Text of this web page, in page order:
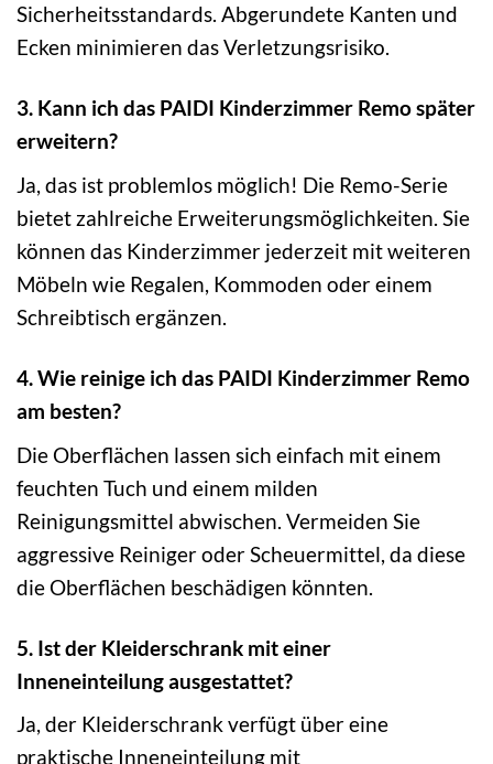
Sicherheitsstandards. Abgerundete Kanten und
Ecken minimieren das Verletzungsrisiko.
3. Kann ich das PAIDI Kinderzimmer Remo später
erweitern?
Ja, das ist problemlos möglich! Die Remo-Serie
bietet zahlreiche Erweiterungsmöglichkeiten. Sie
können das Kinderzimmer jederzeit mit weiteren
Möbeln wie Regalen, Kommoden oder einem
Schreibtisch ergänzen.
4. Wie reinige ich das PAIDI Kinderzimmer Remo
am besten?
Die Oberflächen lassen sich einfach mit einem
feuchten Tuch und einem milden
Reinigungsmittel abwischen. Vermeiden Sie
aggressive Reiniger oder Scheuermittel, da diese
die Oberflächen beschädigen könnten.
5. Ist der Kleiderschrank mit einer
Inneneinteilung ausgestattet?
Ja, der Kleiderschrank verfügt über eine
praktische Inneneinteilung mit